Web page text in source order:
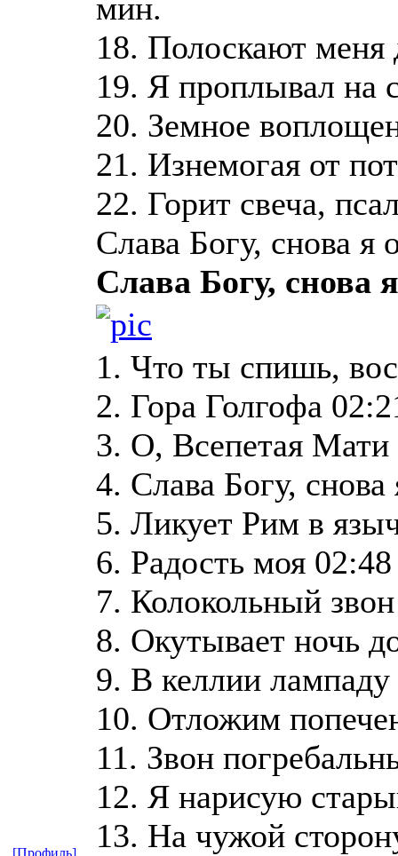
мин.
18. Полоскают
19. Я проплывал на
20. Земное
21. Изнемогая от
22. Горит свеча,
Слава Богу, снова я
Слава Богу, снова
1. Что ты спишь,
2. Гора Голгофа
3. О, Всепетая
4. Слава Богу,
5. Ликует Рим в
6. Радость моя
7. Колокольный
8. Окутывает ночь
9. В келлии
10. Отложим
11. Звон
12. Я нарисую
13. На чужой
[Профиль]